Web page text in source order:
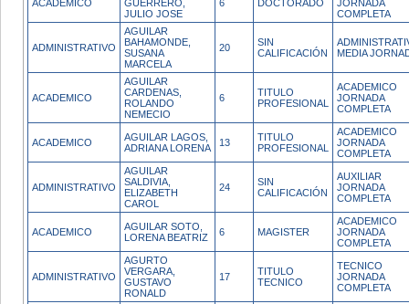
ACADEMICO
GUERRERO,
JULIO JOSE
6 DOCTORADO
JORNADA
COMPLETA
ADMINISTRATIVO
AGUILAR
BAHAMONDE,
SUSANA
MARCELA
20
SIN
CALIFICACIÓN
MEDIA
ACADEMICO
AGUILAR
CARDENAS,
ROLANDO
NEMECIO
6
TITULO
PROFESIONAL
ACADEMICO
JORNADA
COMPLETA
ACADEMICO
AGUILAR LAGOS,
ADRIANA LORENA
13
TITULO
PROFESIONAL
ACADEMICO
JORNADA
COMPLETA
ADMINISTRATIVO
AGUILAR
SALDIVIA,
ELIZABETH
CAROL
24
SIN
CALIFICACIÓN
AUXILIAR
JORNADA
COMPLETA
ACADEMICO
AGUILAR SOTO,
LORENA BEATRIZ
6 MAGISTER
ACADEMICO
JORNADA
COMPLETA
ADMINISTRATIVO
AGURTO
VERGARA,
GUSTAVO
RONALD
17
TITULO
TECNICO
TECNICO
JORNADA
COMPLETA